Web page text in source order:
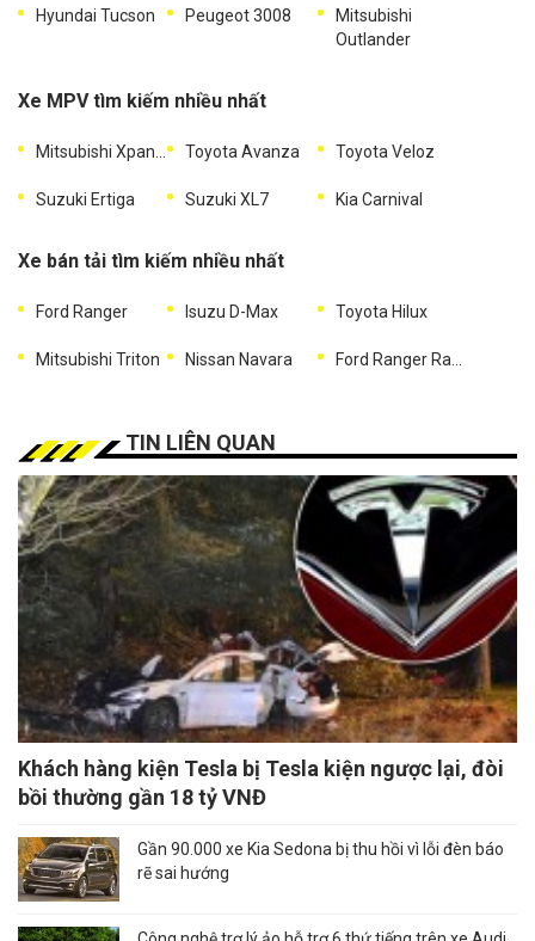
Hyundai Tucson Peugeot 3008
Mitsubishi
Outlander
Xe MPV tìm kiếm nhiều nhất
Toyota Avanza Toyota Veloz
Suzuki Ertiga Suzuki XL7 Kia Carnival
Xe bán tải tìm kiếm nhiều nhất
Ford Ranger Isuzu D-Max Toyota Hilux
Mitsubishi Triton Nissan Navara
TIN LIÊN QUAN
Khách hàng kiện Tesla bị Tesla kiện ngược lại, đòi
bồi thường gần 18 tỷ VNĐ
Gần 90.000 xe Kia Sedona bị thu hồi vì lỗi đèn báo
rẽ sai hướng